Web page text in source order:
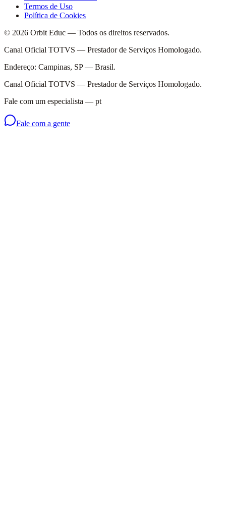
Termos de Uso
Política de Cookies
© 2026 Orbit Educ — Todos os direitos reservados.
Canal Oficial TOTVS — Prestador de Serviços Homologado.
Endereço: Campinas, SP — Brasil.
Canal Oficial TOTVS — Prestador de Serviços Homologado.
Fale com um especialista — pt
Fale com a gente